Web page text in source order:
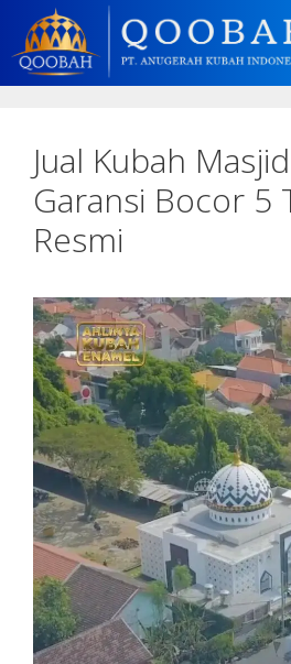
Jual Kubah
Garansi Bocor 5
Resmi